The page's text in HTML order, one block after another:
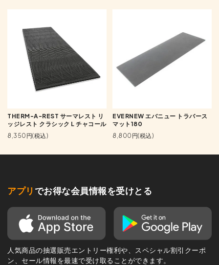
THERM-A-REST サーマレスト リ
ッジレスト クラシック L チャコール
8,350円(税込)
EVERNEW エバニュー トラバース
マット180
8,800円(税込)
アプリ でお得な会員情報を受けとる
人気商品の抽選販売エントリー権利や、スペシャル割引クーポ
ン、セール情報を最速で受け取ることができます。